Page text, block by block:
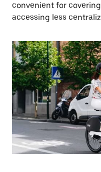
convenient for
accessing less